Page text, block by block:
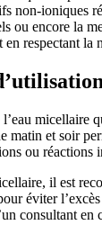
non-ioniques
ou encore la
respectant la
micellaire
matin et soir
ou
il est
éviter
consultant